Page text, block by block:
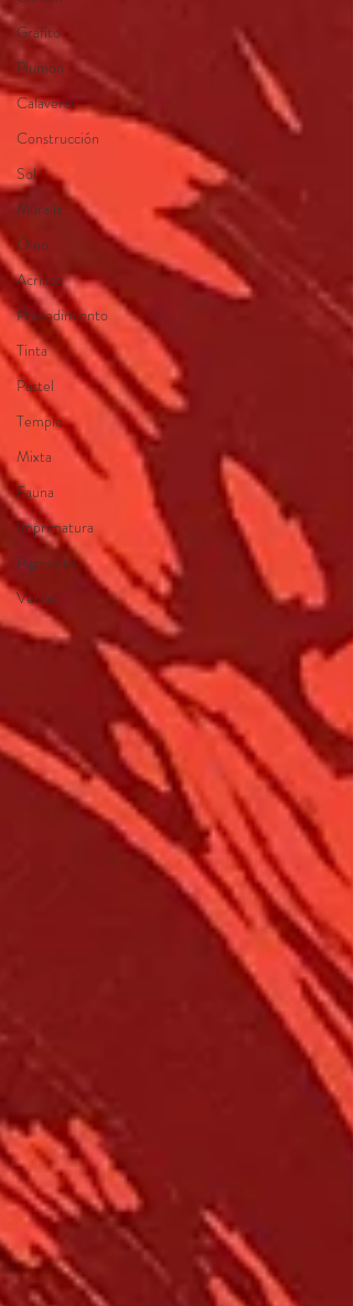
Grafito
Plumón
Calaveras
Construcción
Sol
Muralla
Óleo
Acrílico
Procedimiento
Tinta
Pastel
Temple
Mixta
Fauna
Imprimatura
Pigmento
Verde